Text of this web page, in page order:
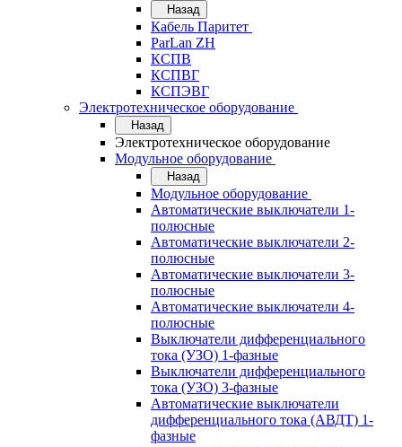
Назад
Кабель Паритет
ParLan ZH
КСПВ
КСПВГ
КСПЭВГ
Электротехническое оборудование
Назад
Электротехническое оборудование
Модульное оборудование
Назад
Модульное оборудование
Автоматические выключатели 1-
полюсные
Автоматические выключатели 2-
полюсные
Автоматические выключатели 3-
полюсные
Автоматические выключатели 4-
полюсные
Выключатели дифференциального
тока (УЗО) 1-фазные
Выключатели дифференциального
тока (УЗО) 3-фазные
Автоматические выключатели
дифференциального тока (АВДТ) 1-
фазные